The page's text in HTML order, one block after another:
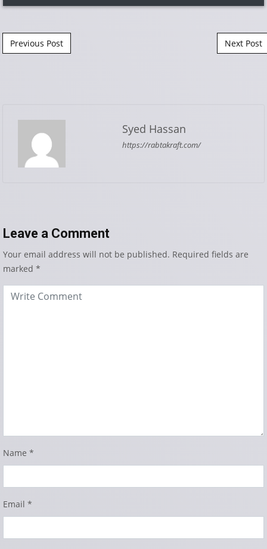
Post navigation
Previous Post Next Post
Syed Hassan
https://rabtakraft.com/
Leave a Comment
Your email address will not be published. Required fields are
marked *
Name *
Email *